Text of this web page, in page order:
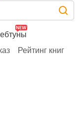
Рейтинг книг